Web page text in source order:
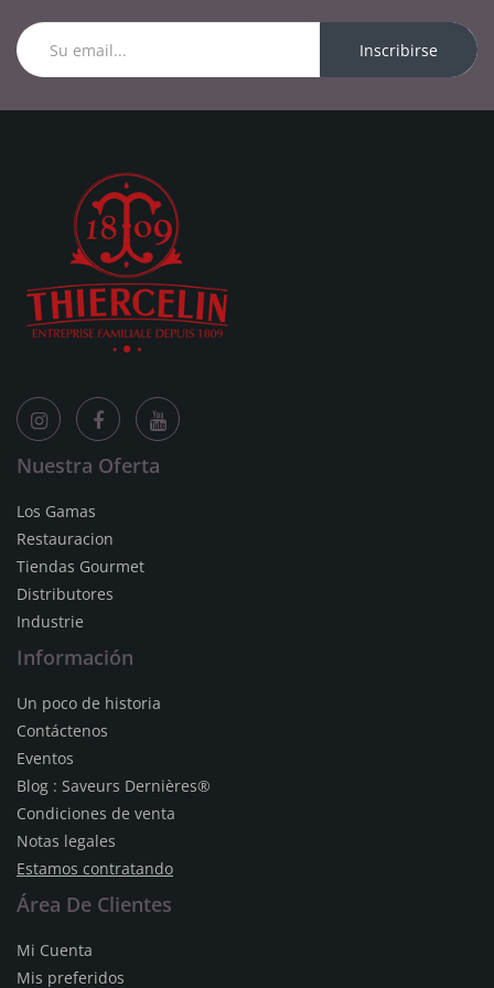
Inscribirse
Nuestra Oferta
Los Gamas
Restauracion
Tiendas Gourmet
Distributores
Industrie
Información
Un poco de historia
Contáctenos
Eventos
Blog : Saveurs Dernières®
Condiciones de venta
Notas legales
Estamos contratando
Área De Clientes
Mi Cuenta
Mis preferidos